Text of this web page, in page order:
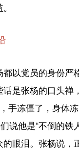
党员的身份严
话是张杨的口头
手冻僵了，身体
说他是“不倒的铁
眼泪。张杨说